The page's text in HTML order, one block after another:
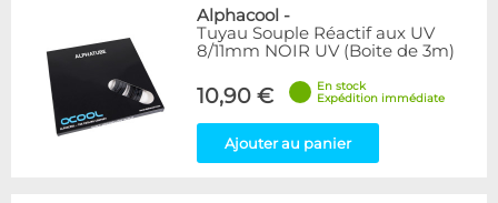
Alphacool -
Tuyau Souple Réactif aux UV
8/11mm NOIR UV (Boite de 3m)
10,90 €
En stock
Expédition immédiate
Ajouter au panier